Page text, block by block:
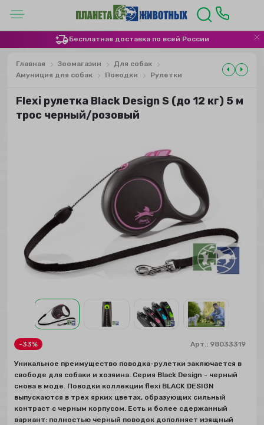
Бесплатная доставка по всей России
Главная Зоомагазин
Для собак
Амуниция для собак
Поводки Рулетки
Flexi рулетка Black Design S (до 12 кг) 5 м
трос черный/розовый
-33% Арт.: 98033319
Уникальное преимущество поводка-рулетки заключается в
свободе для собаки и хозяина. Серия Black Design - черный
снова в моде. Поводки коллекции flexi BLACK DESIGN
выпускаются в трех ярких цветах, образующих сильный
контраст с черным корпусом. Есть и более сдержанный
вариант: полностью черный поводок дополняет изящный